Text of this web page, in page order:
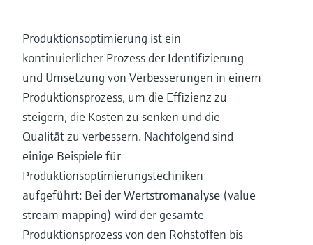
Produktionsoptimierung ist ein
kontinuierlicher Prozess der Identifizierung
und Umsetzung von Verbesserungen in einem
Produktionsprozess, um die Effizienz zu
steigern, die Kosten zu senken und die
Qualität zu verbessern. Nachfolgend sind
einige Beispiele für
Produktionsoptimierungstechniken
aufgeführt: Bei derWertstromanalyse (value
stream mapping) wird der gesamte
Produktionsprozess von den Rohstoffen bis